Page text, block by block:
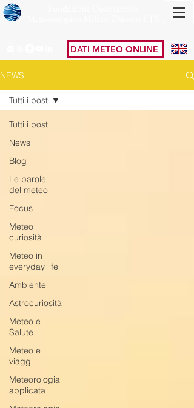
DATI METEO ONLINE
NEWS
Tutti i post
News
Blog
Le parole
del meteo
Focus
Meteo
curiosità
Meteo in
everyday life
Ambiente
Astrocuriosità
Meteo e
Salute
Meteo e
viaggi
Meteorologia
applicata
Tutti i post